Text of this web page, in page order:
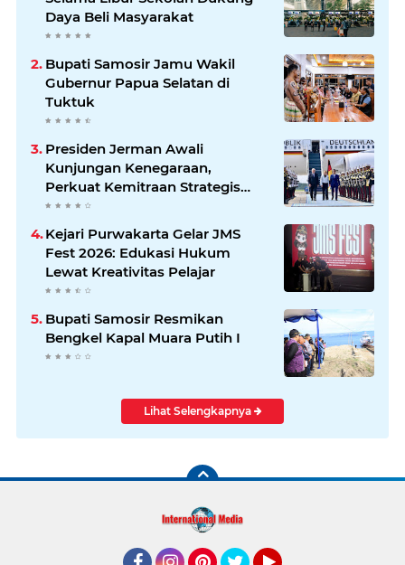
Daya Beli Masyarakat
Bupati Samosir Jamu Wakil
Gubernur Papua Selatan di
Tuktuk
Presiden Jerman Awali
Kunjungan Kenegaraan,
Perkuat Kemitraan Strategis
Indonesia–Jerman
Kejari Purwakarta Gelar JMS
Fest 2026: Edukasi Hukum
Lewat Kreativitas Pelajar
Bupati Samosir Resmikan
Bengkel Kapal Muara Putih I
Lihat Selengkapnya